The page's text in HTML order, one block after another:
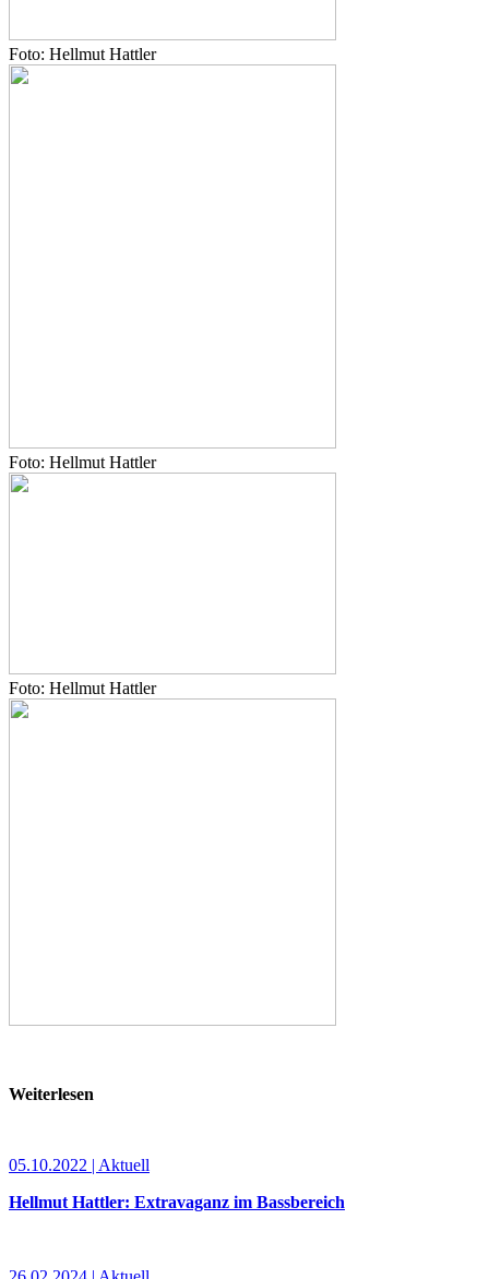
Foto: Hellmut Hattler
Foto: Hellmut Hattler
Foto: Hellmut Hattler
Weiterlesen
05.10.2022 | Aktuell
Hellmut Hattler: Extravaganz im Bassbereich